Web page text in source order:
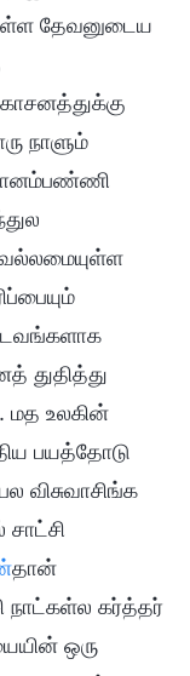
தேவனுடைய
நாளும்
துதித்து
மத உலகின்
பயத்தோடு
விசுவாசிங்க
தான்
நாட்கள்ல கர்த்தர்
ஒரு